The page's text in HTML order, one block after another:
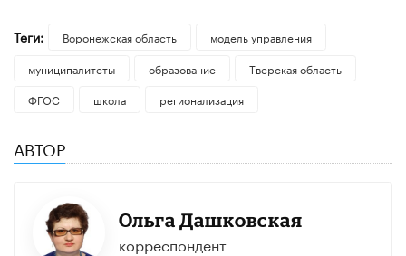
Теги: Воронежская область
модель управления
муниципалитеты
образование
Тверская область
ФГОС
школа регионализация
АВТОР
Ольга Дашковская
корреспондент